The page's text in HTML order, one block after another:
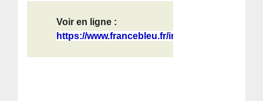
Voir en ligne :
https://www.francebleu.fr/infos/fai...